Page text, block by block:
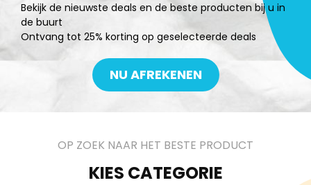
Bekijk de nieuwste deals en de beste producten bij u in
de buurt
Ontvang tot 25% korting op geselecteerde deals
NU AFREKENEN
OP ZOEK NAAR HET BESTE PRODUCT
KIES CATEGORIE